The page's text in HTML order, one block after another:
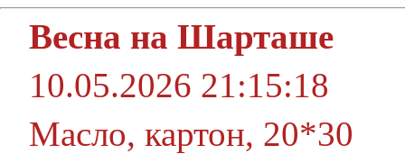
Весна на Шарташе
10.05.2026 21:15:18
Масло, картон, 20*30